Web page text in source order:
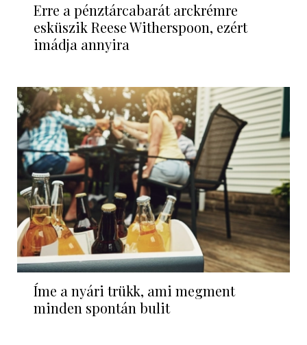
Erre a pénztárcabarát arckrémre
esküszik Reese Witherspoon, ezért
imádja annyira
Íme a nyári trükk, ami megment
minden spontán bulit